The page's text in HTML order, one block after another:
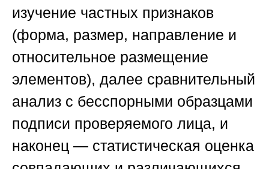
изучение частных признаков
(форма, размер, направление и
относительное размещение
элементов), далее сравнительный
анализ с бесспорными образцами
подписи проверяемого лица, и
наконец — статистическая оценка